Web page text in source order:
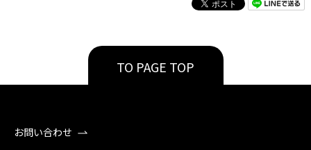
TO PAGE TOP
お問い合わせ